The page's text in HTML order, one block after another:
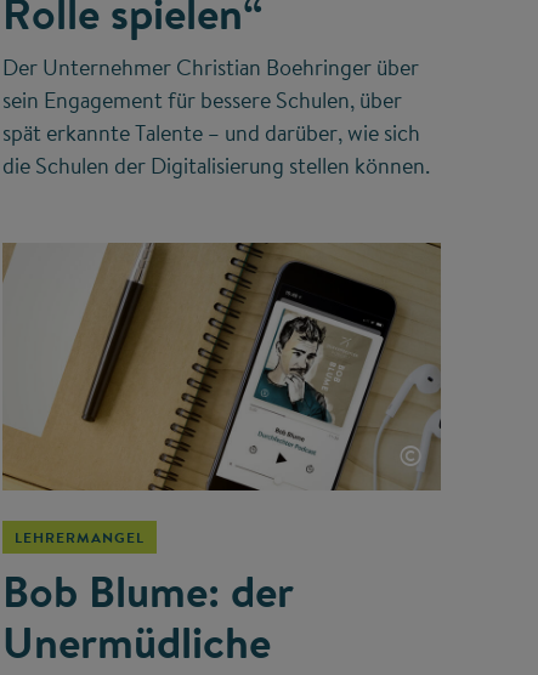
Rolle spielen“
Der Unternehmer Christian Boehringer über
sein Engagement für bessere Schulen, über
spät erkannte Talente – und darüber, wie sich
die Schulen der Digitalisierung stellen können.
©
LEHRERMANGEL
Bob Blume: der
Unermüdliche